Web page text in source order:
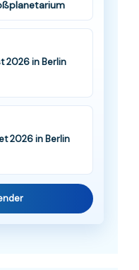
2026 in Berlin
2026 in Berlin